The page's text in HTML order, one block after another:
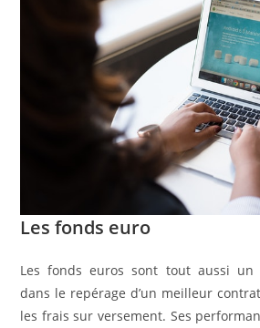
Les fonds euro
Les fonds euros sont tout aussi un
dans le repérage d’un meilleur
les frais sur versement. Ses